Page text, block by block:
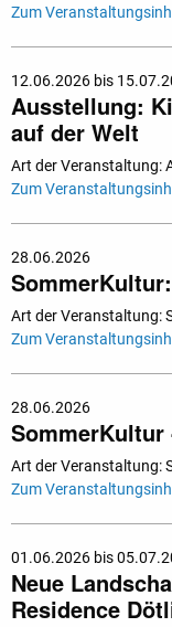
Zum
12.06.2026 bis
Ausstellung:
auf der Welt
Art der Veranstaltung:
Zum
28.06.2026
Art der Veranstaltung:
Zum
28.06.2026
Art der Veranstaltung:
Zum
01.06.2026 bis
Neue
Residence